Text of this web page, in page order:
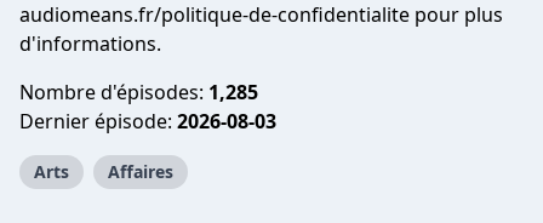
audiomeans.fr/politique-de-confidentialite pour plus
d'informations.
Nombre d'épisodes: 1,285
Dernier épisode: 2026-08-03
Arts Affaires